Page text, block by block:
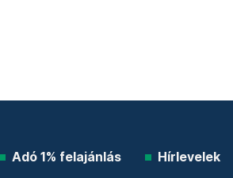
Adó 1% felajánlás Hírlevelek